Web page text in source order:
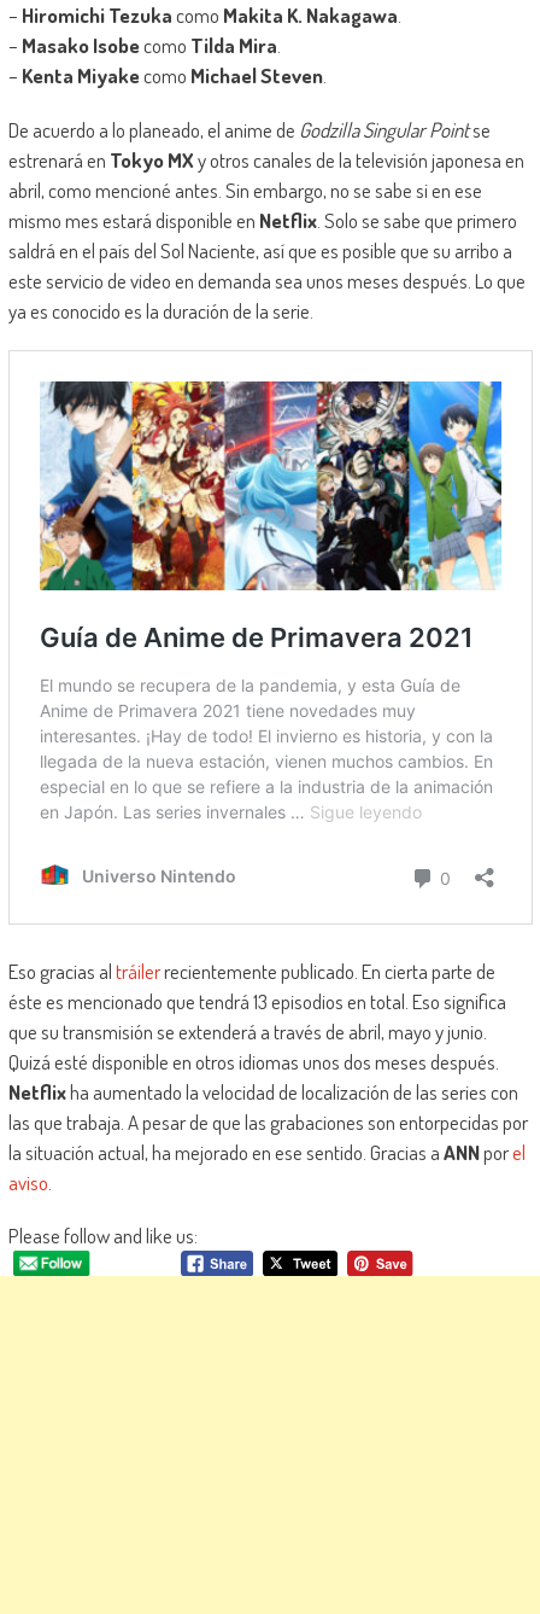
– Hiromichi Tezukacomo Makita K. Nakagawa
– Masako Isobecomo Tilda Mira
– Kenta Miyakecomo Michael Steven.
De acuerdo a lo planeado, el anime de Godzilla Singular Pointse
estrenará en Tokyo MXy otros canales de la televisión japonesa en
abril, como mencioné antes. Sin embargo, no se sabe si en ese
mismo mes estará disponible en Netflix. Solo se sabe que primero
saldrá en el país del Sol Naciente, así que es posible que su arribo a
este servicio de video en demanda sea unos meses después. Lo que
ya es conocido es la duración de la serie.
Eso gracias altráilerrecientemente publicado. En cierta parte de
éste es mencionado que tendrá 13 episodios en total. Eso significa
que su transmisión se extenderá a través de abril, mayo y junio.
Quizá esté disponible en otros idiomas unos dos meses después.
Netflixha aumentado la velocidad de localización de las series con
las que trabaja. A pesar de que las grabaciones son entorpecidas por
la situación actual, ha mejorado en ese sentido. Gracias aANNporel
aviso
Please follow and like us: